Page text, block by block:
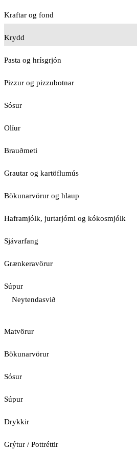
Kraftar og fond
Krydd
Pasta og hrísgrjón
Pizzur og pizzubotnar
Sósur
Olíur
Brauðmeti
Grautar og kartöflumús
Bökunarvörur og hlaup
Haframjólk, jurtarjómi og kókosmjólk
Sjávarfang
Grænkeravörur
Súpur
Neytendasvið
Matvörur
Bökunarvörur
Sósur
Súpur
Drykkir
Grýtur / Pottréttir